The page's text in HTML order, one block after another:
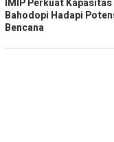
IMIP Perkuat
Bahodopi Hadapi
Bencana